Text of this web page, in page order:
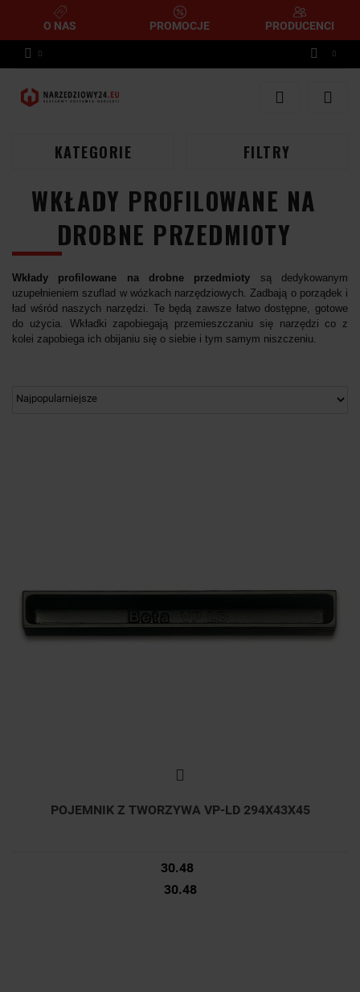
O NAS PROMOCJE PRODUCENCI
Zaloguj się
KATEGORIE FILTRY
WKŁADY PROFILOWANE NA
DROBNE PRZEDMIOTY
Wkłady profilowane na drobne przedmioty są dedykowanym
uzupełnieniem szuflad w wózkach narzędziowych. Zadbają o porządek i
ład wśród naszych narzędzi. Te będą zawsze łatwo dostępne, gotowe
do użycia. Wkładki zapobiegają przemieszczaniu się narzędzi co z
kolei zapobiega ich obijaniu się o siebie i tym samym niszczeniu.
POJEMNIK Z TWORZYWA VP-LD 294X43X45
30.48
30.48